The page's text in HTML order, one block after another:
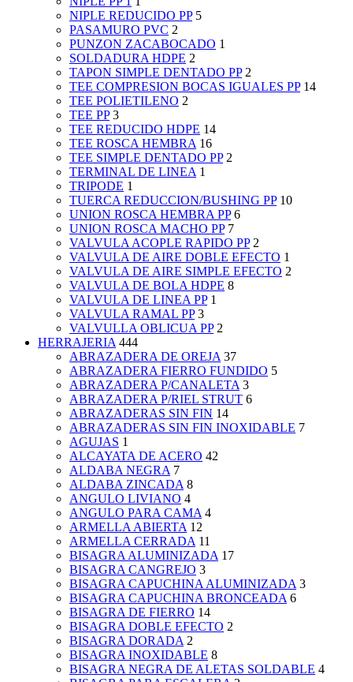
NIPLE REDUCIDO PP 5
PASAMURO PVC 2
PUNZON ZACABOCADO 1
SOLDADURA HDPE 2
TAPON SIMPLE DENTADO PP 2
TEE COMPRESION BOCAS IGUALES PP 14
TEE POLIETILENO 2
TEE PP 3
TEE REDUCIDO HDPE 14
TEE ROSCA HEMBRA 16
TEE SIMPLE DENTADO PP 2
TERMINAL DE LINEA 1
TRIPODE 1
TUERCA REDUCCION/BUSHING PP 10
UNION ROSCA HEMBRA PP 6
UNION ROSCA MACHO PP 7
VALVULA ACOPLE RAPIDO PP 2
VALVULA DE AIRE DOBLE EFECTO 1
VALVULA DE AIRE SIMPLE EFECTO 2
VALVULA DE BOLA HDPE 8
VALVULA DE LINEA PP 1
VALVULA RAMAL PP 3
VALVULLA OBLICUA PP 2
HERRAJERIA 444
ABRAZADERA DE OREJA 37
ABRAZADERA FIERRO FUNDIDO 5
ABRAZADERA P/CANALETA 3
ABRAZADERA P/RIEL STRUT 6
ABRAZADERAS SIN FIN 14
ABRAZADERAS SIN FIN INOXIDABLE 7
AGUJAS 1
ALCAYATA DE ACERO 42
ALDABA NEGRA 7
ALDABA ZINCADA 8
ANGULO LIVIANO 4
ANGULO PARA CAMA 4
ARMELLA ABIERTA 12
ARMELLA CERRADA 11
BISAGRA ALUMINIZADA 17
BISAGRA CANGREJO 3
BISAGRA CAPUCHINA ALUMINIZADA 3
BISAGRA CAPUCHINA BRONCEADA 6
BISAGRA DE FIERRO 14
BISAGRA DOBLE EFECTO 2
BISAGRA DORADA 2
BISAGRA INOXIDABLE 8
BISAGRA NEGRA DE ALETAS SOLDABLE 4